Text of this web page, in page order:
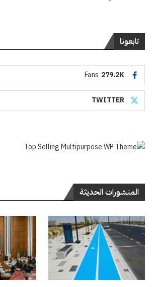
تابعونا
279.2K
Fans
TWITTER
المنشورات الحديثة